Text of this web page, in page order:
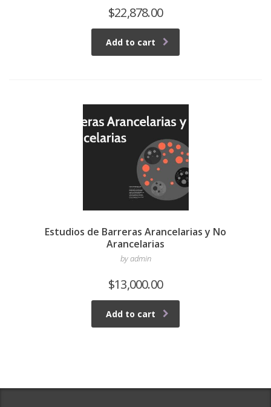
$22,878.00
Add to cart
Estudios de Barreras Arancelarias y No
Arancelarias
by admin
$13,000.00
Add to cart